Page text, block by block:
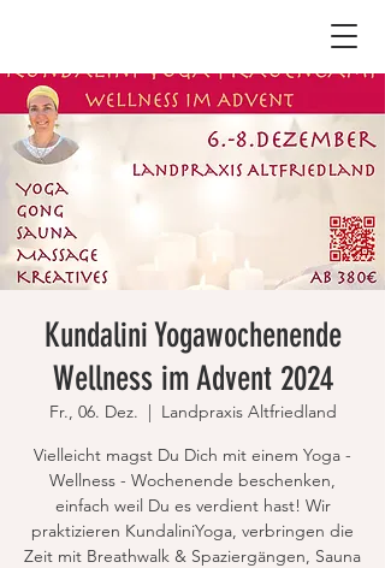
Kundalini Yogawochenende
Wellness im Advent 2024
Fr., 06. Dez.
  |
Landpraxis Altfriedland
Vielleicht magst Du Dich mit einem Yoga -
Wellness - Wochenende beschenken,
einfach weil Du es verdient hast! Wir
praktizieren KundaliniYoga, verbringen die
Zeit mit Breathwalk & Spaziergängen, Sauna